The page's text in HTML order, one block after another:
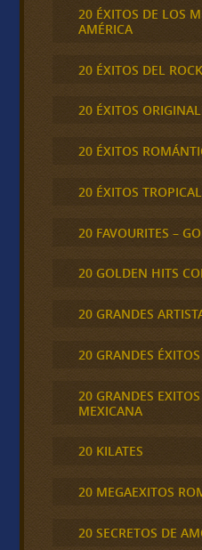
20 ÉXITOS DE LOS
AMÉRICA
20 ÉXITOS DEL
20 ÉXITOS
20 ÉXITOS
20 ÉXITOS
20 FAVOURITES –
20 GOLDEN HITS
20 GRANDES
20 GRANDES ÉXITOS
20 GRANDES
MEXICANA
20 KILATES
20 MEGAEXITOS
20 SECRETOS DE